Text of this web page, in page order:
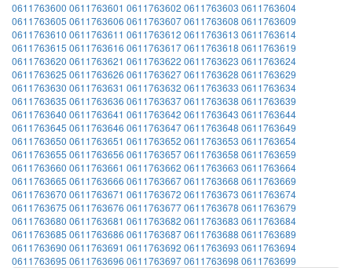
0611763600 0611763601 0611763602 0611763603 0611763604
0611763605 0611763606 06117636070611763608 0611763609
0611763610 0611763611 0611763612 0611763613 0611763614
0611763615 0611763616 06117636170611763618 0611763619
0611763620 0611763621 0611763622 0611763623 0611763624
0611763625 0611763626 06117636270611763628 0611763629
0611763630 0611763631 0611763632 0611763633 0611763634
0611763635 0611763636 06117636370611763638 0611763639
0611763640 0611763641 0611763642 0611763643 0611763644
0611763645 0611763646 06117636470611763648 0611763649
0611763650 0611763651 0611763652 0611763653 0611763654
0611763655 0611763656 06117636570611763658 0611763659
0611763660 0611763661 0611763662 0611763663 0611763664
0611763665 0611763666 06117636670611763668 0611763669
0611763670 0611763671 0611763672 0611763673 0611763674
0611763675 0611763676 06117636770611763678 0611763679
0611763680 0611763681 0611763682 0611763683 0611763684
0611763685 0611763686 06117636870611763688 0611763689
0611763690 0611763691 0611763692 0611763693 0611763694
0611763695 0611763696 06117636970611763698 0611763699